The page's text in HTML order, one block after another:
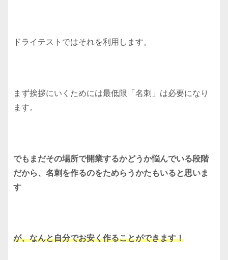
ドライテストではそれを利用します。
まず挨拶にいくためには最低限「名刺」は必要になり
ます。
でもまだその場所で開業するかどうか悩んでいる段階
だから、名刺を作るのをためらうかたもいると思いま
す
が、なんと自分でお安く作ることができます！